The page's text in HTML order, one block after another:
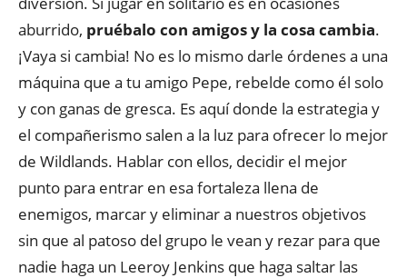
aburrido, pruébalo con amigos y la cosa cambia.
¡Vaya si cambia! No es lo mismo darle órdenes a una
máquina que a tu amigo Pepe, rebelde como él solo
y con ganas de gresca. Es aquí donde la estrategia y
el compañerismo salen a la luz para ofrecer lo mejor
de Wildlands. Hablar con ellos, decidir el mejor
punto para entrar en esa fortaleza llena de
enemigos, marcar y eliminar a nuestros objetivos
sin que al patoso del grupo le vean y rezar para que
nadie haga un Leeroy Jenkins que haga saltar las